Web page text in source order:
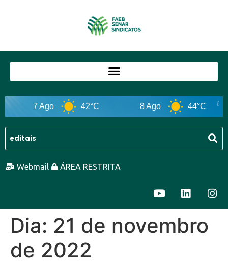
7 Ago 42°C 8 Ago 44°C
Webmail ÁREA RESTRITA
Dia: 21 de novembro
de 2022